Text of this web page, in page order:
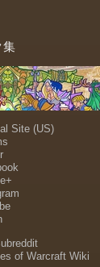
集
Site (US)
of Warcraft Wiki